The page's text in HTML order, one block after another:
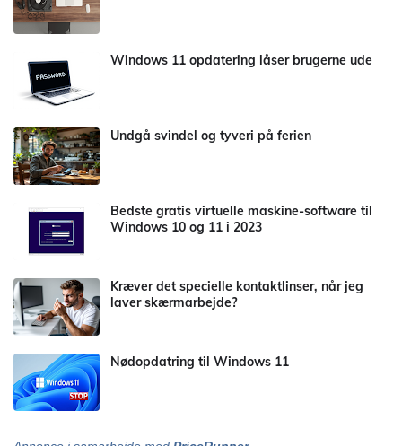
Windows 11 opdatering låser brugerne ude
Undgå svindel og tyveri på ferien
Bedste gratis virtuelle maskine-software til
Windows 10 og 11 i 2023
Kræver det specielle kontaktlinser, når jeg
laver skærmarbejde?
Nødopdatring til Windows 11